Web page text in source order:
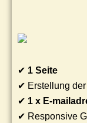
✔ 1 Seite
✔ Erstellung
✔ 1 x E-
✔ Responsive